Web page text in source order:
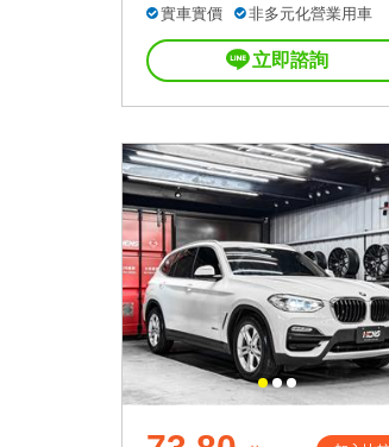
實車實價
非多元化營業用車
立即諮詢